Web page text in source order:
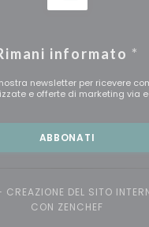
informato *
newsletter per ricevere
e offerte di marketing via
ABBONATI
DEL SITO
CON ZENCHEF